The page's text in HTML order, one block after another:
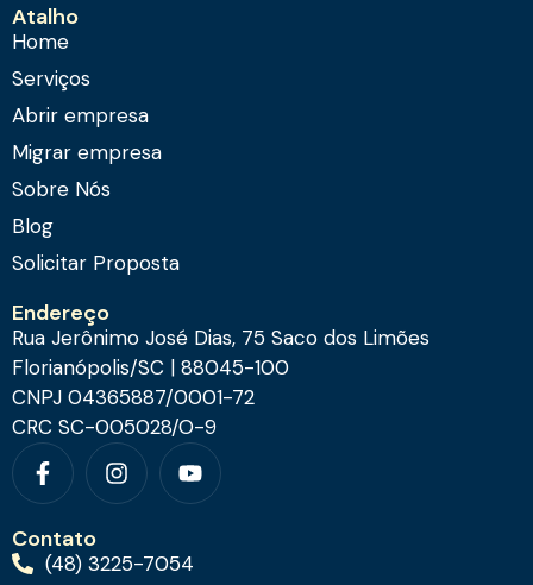
Atalho
Home
Serviços
Abrir empresa
Migrar empresa
Sobre Nós
Blog
Solicitar Proposta
Endereço
Rua Jerônimo José Dias, 75 Saco dos Limões
Florianópolis/SC | 88045-100
CNPJ 04365887/0001-72
CRC SC-005028/O-9
Contato
(48) 3225-7054